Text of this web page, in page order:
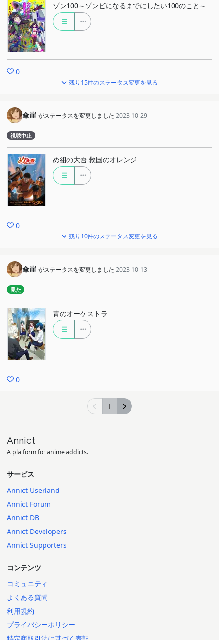
ゾン100～ゾンビになるまでにしたい100のこと～
0
残り15件のステータス変更を見る
傘崖 がステータスを変更しました 2023-10-29
視聴中止
め組の大吾 救国のオレンジ
0
残り10件のステータス変更を見る
傘崖 がステータスを変更しました 2023-10-13
見た
青のオーケストラ
0
1
Annict
A platform for anime addicts.
サービス
Annict Userland
Annict Forum
Annict DB
Annict Developers
Annict Supporters
コンテンツ
コミュニティ
よくある質問
利用規約
プライバシーポリシー
特定商取引法に基づく表記